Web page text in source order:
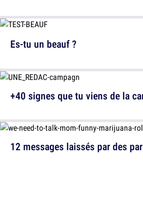
12 messages laissés par des
Es-tu un beauf ?
+40 signes que tu viens de la